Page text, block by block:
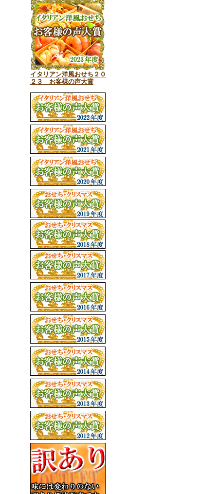
イタリアン洋風おせち２０
２３ お客様の声大賞